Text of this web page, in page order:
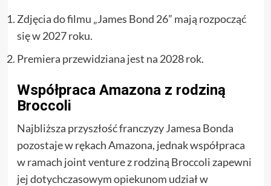
Zdjęcia do filmu „James Bond 26” mają rozpocząć
się w 2027 roku.
Premiera przewidziana jest na 2028 rok.
Współpraca Amazona z rodziną
Broccoli
Najbliższa przyszłość franczyzy Jamesa Bonda
pozostaje w rękach Amazona, jednak współpraca
w ramach joint venture z rodziną Broccoli zapewni
jej dotychczasowym opiekunom udział w